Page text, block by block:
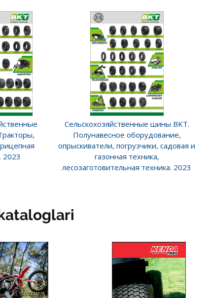
2023
Сельскохозяйственные шины BKT.
Полунавесное оборудование,
опрыскиватели, погрузчики, садовая и
газонная техника,
лесозаготовительная техника. 2023